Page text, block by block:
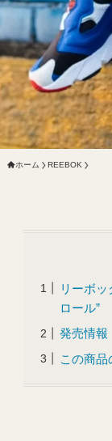
ホーム REEBOK
リーボ
ロール”
発売情報
この商品